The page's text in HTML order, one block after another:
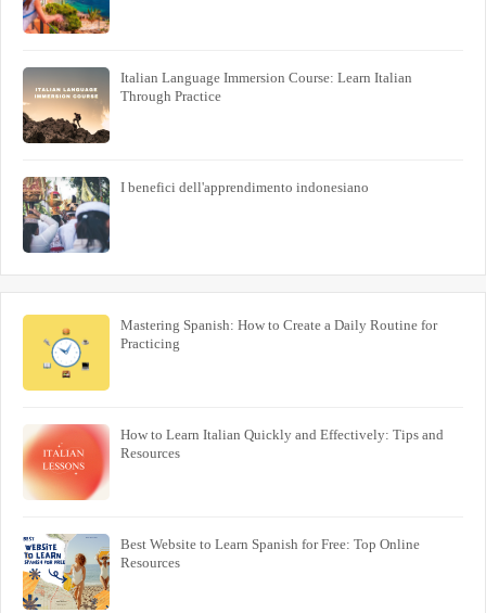
Italian Language Immersion Course: Learn Italian
Through Practice
I benefici dell'apprendimento indonesiano
Mastering Spanish: How to Create a Daily Routine for
Practicing
How to Learn Italian Quickly and Effectively: Tips and
Resources
Best Website to Learn Spanish for Free: Top Online
Resources